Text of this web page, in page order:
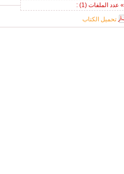
» عدد الملفات (1) :
تحميل الكتاب